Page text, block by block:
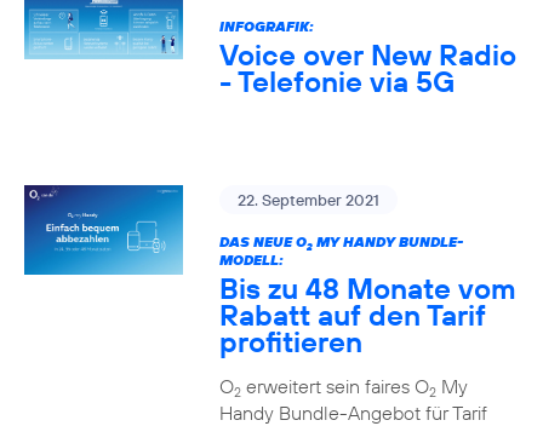
INFOGRAFIK:
Voice over New Radio
- Telefonie via 5G
22. September 2021
DAS NEUE O2MY HANDY BUNDLE-
MODELL:
Bis zu 48 Monate vom
Rabatt auf den Tarif
profitieren
O2erweitert sein faires O2My
Handy Bundle-Angebot für Tarif